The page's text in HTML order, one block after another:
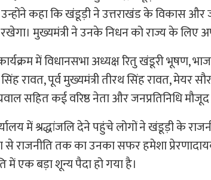
उन्होंने कहा कि खंडूड़ी ने उत्तराखंड के विकास
मुख्यमंत्री ने उनके निधन को राज्य के लिए
में विधानसभा अध्यक्ष रितु खंडूरी भूषण,
सिंह रावत, पूर्व मुख्यमंत्री तीरथ सिंह रावत,
सहित कई वरिष्ठ नेता और जनप्रतिनिधि
में श्रद्धांजलि देने पहुंचे लोगों ने खंडूड़ी के
से राजनीति तक का उनका सफर हमेशा
में एक बड़ा शून्य पैदा हो गया है।